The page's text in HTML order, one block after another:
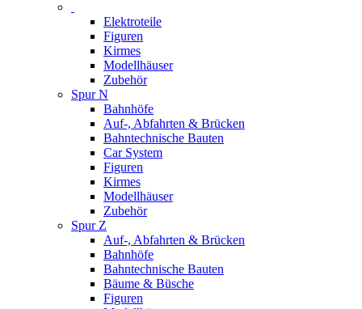
Elektroteile
Figuren
Kirmes
Modellhäuser
Zubehör
Spur N
Bahnhöfe
Auf-, Abfahrten & Brücken
Bahntechnische Bauten
Car System
Figuren
Kirmes
Modellhäuser
Zubehör
Spur Z
Auf-, Abfahrten & Brücken
Bahnhöfe
Bahntechnische Bauten
Bäume & Büsche
Figuren